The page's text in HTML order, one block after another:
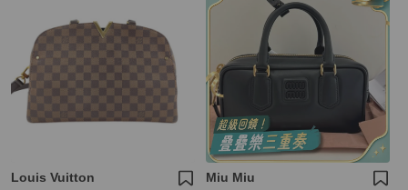
Louis Vuitton Miu Miu